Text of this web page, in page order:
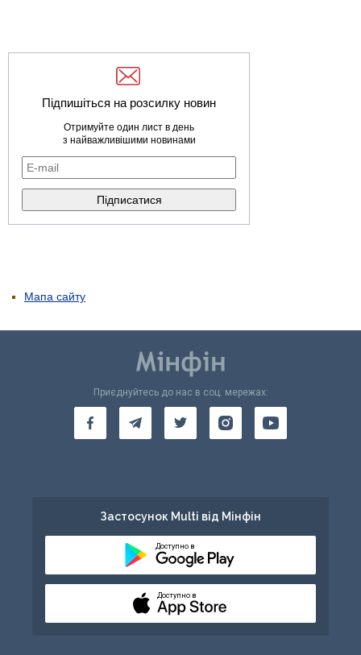
Підпишіться на розсилку новин
Отримуйте один лист в день
з найважливішими новинами
Мапа сайту
Приєднуйтесь до нас в соц. мережах:
Застосунок Multi від Мінфін
Доступно в
Доступно в